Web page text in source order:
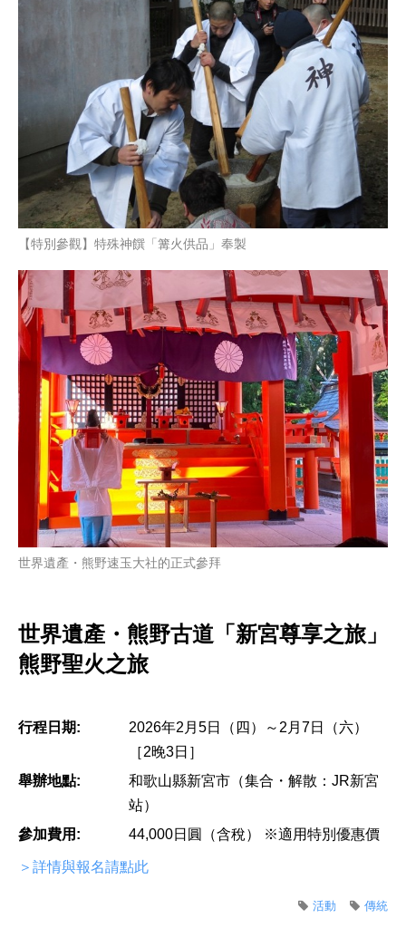
【特別參觀】特殊神饌「篝火供品」奉製
世界遺產・熊野速玉大社的正式參拜
世界遺產・熊野古道「新宮尊享之旅」
熊野聖火之旅
行程日期:
2026年2月5日（四）～2月7日（六）
［2晚3日］
舉辦地點:
和歌山縣新宮市（集合・解散：JR新宮
站）
參加費用:
44,000日圓（含稅） ※適用特別優惠價
＞詳情與報名請點此
傳統
活動